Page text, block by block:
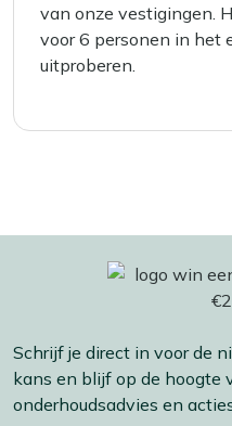
van onze vestigingen.
voor 6 personen in het
uitproberen.
Schrijf je direct in voor de
kans en blijf op de hoogte
onderhoudsadvies en